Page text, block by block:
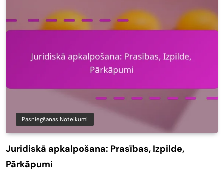
Pasniegšanas Noteikumi
Juridiskā apkalpošana: Prasības, Izpilde,
Pārkāpumi